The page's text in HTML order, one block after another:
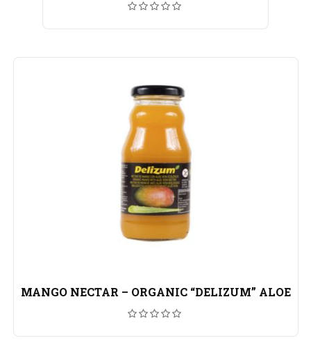
MANGO NECTAR – ORGANIC “DELIZUM” ALOE